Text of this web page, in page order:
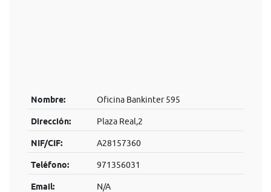
Nombre: Oficina Bankinter 595
Dirección: Plaza Real,2
NIF/CIF: A28157360
Teléfono: 971356031
Email: N/A